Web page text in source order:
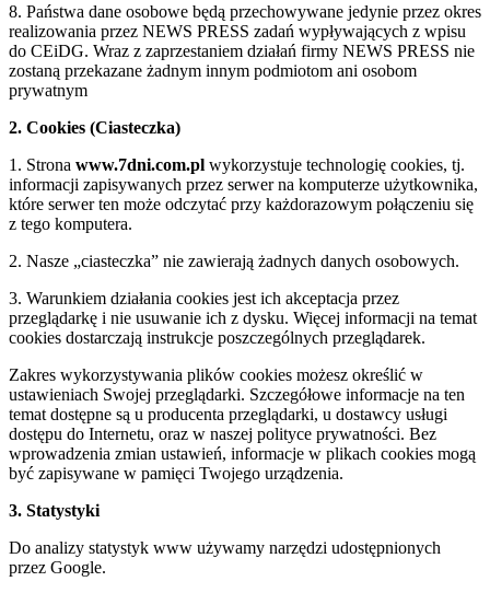
8. Państwa dane osobowe będą przechowywane jedynie przez okres
realizowania przez NEWS PRESS zadań wypływających z wpisu
do CEiDG. Wraz z zaprzestaniem działań firmy NEWS PRESS nie
zostaną przekazane żadnym innym podmiotom ani osobom
prywatnym
2. Cookies (Ciasteczka)
1. Strona www.7dni.com.pl wykorzystuje technologię cookies, tj.
informacji zapisywanych przez serwer na komputerze użytkownika,
które serwer ten może odczytać przy każdorazowym połączeniu się
z tego komputera.
2. Nasze „ciasteczka” nie zawierają żadnych danych osobowych.
3. Warunkiem działania cookies jest ich akceptacja przez
przeglądarkę i nie usuwanie ich z dysku. Więcej informacji na temat
cookies dostarczają instrukcje poszczególnych przeglądarek.
Zakres wykorzystywania plików cookies możesz określić w
ustawieniach Swojej przeglądarki. Szczegółowe informacje na ten
temat dostępne są u producenta przeglądarki, u dostawcy usługi
dostępu do Internetu, oraz w naszej polityce prywatności. Bez
wprowadzenia zmian ustawień, informacje w plikach cookies mogą
być zapisywane w pamięci Twojego urządzenia.
3. Statystyki
Do analizy statystyk www używamy narzędzi udostępnionych
przez Google.